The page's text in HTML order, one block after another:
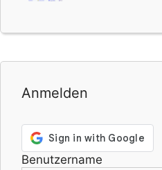
Anmelden
Benutzername